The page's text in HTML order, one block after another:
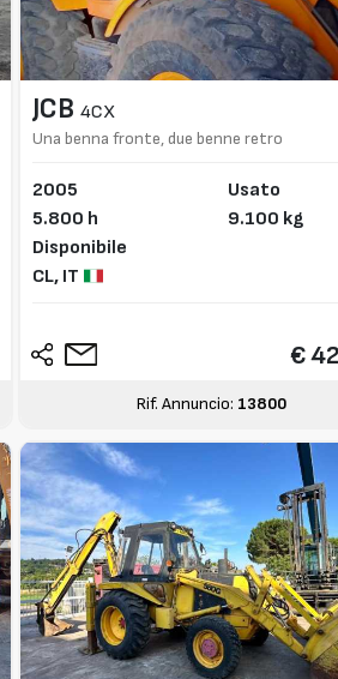
JCB 4CX
Una benna fronte, due benne retro
2005
5.800 h
Disponibile
CL, IT
Usato
9.100 kg
€
Rif. Annuncio: 13800